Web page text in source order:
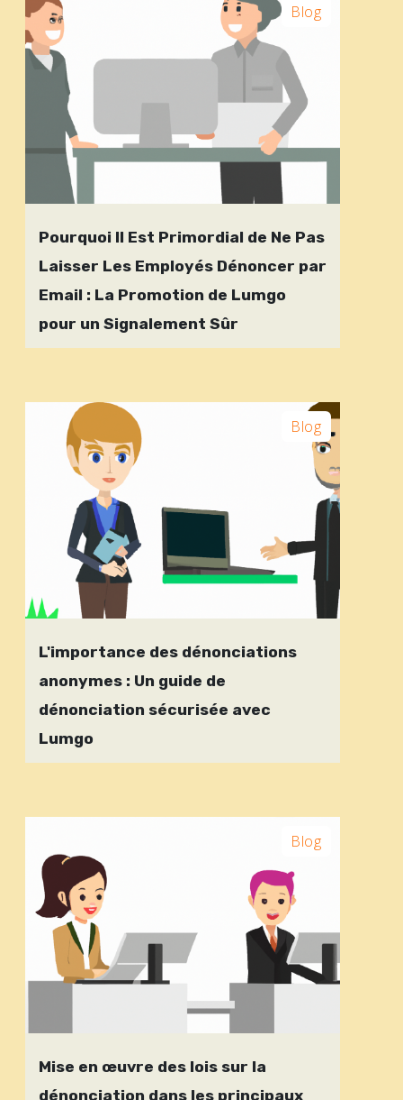
Blog
Pourquoi Il Est Primordial de Ne Pas
Laisser Les Employés Dénoncer par
Email : La Promotion de Lumgo
pour un Signalement Sûr
Blog
L'importance des dénonciations
anonymes : Un guide de
dénonciation sécurisée avec
Lumgo
Blog
Mise en œuvre des lois sur la
dénonciation dans les principaux